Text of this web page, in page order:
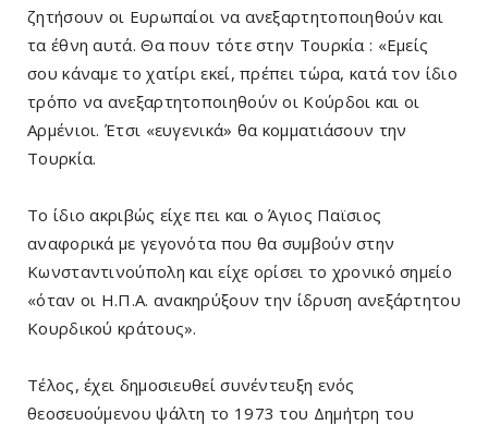
ζητήσουν οι Ευρωπαίοι να ανεξαρτητοποιηθούν και
τα έθνη αυτά. Θα πουν τότε στην Τουρκία : «Εμείς
σου κάναμε το χατίρι εκεί, πρέπει τώρα, κατά τον ίδιο
τρόπο να ανεξαρτητοποιηθούν οι Κούρδοι και οι
Αρμένιοι. Έτσι «ευγενικά» θα κομματιάσουν την
Τουρκία.
Το ίδιο ακριβώς είχε πει και ο Άγιος Παϊσιος
αναφορικά με γεγονότα που θα συμβούν στην
Κωνσταντινούπολη και είχε ορίσει το χρονικό σημείο
«όταν οι Η.Π.Α. ανακηρύξουν την ίδρυση ανεξάρτητου
Κουρδικού κράτους».
Τέλος, έχει δημοσιευθεί συνέντευξη ενός
θεοσευούμενου ψάλτη το 1973 του Δημήτρη του